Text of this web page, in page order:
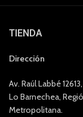
TIENDA
Dirección
Av. Raúl Labbé
Lo Barnechea,
Metropolitana.